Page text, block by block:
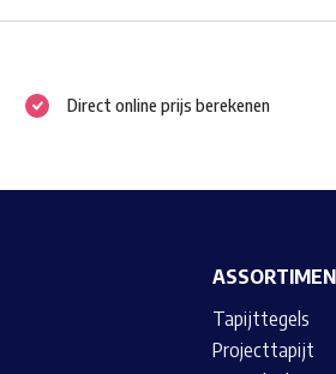
Direct online prijs berekenen
Tapijttegels
Projecttapijt